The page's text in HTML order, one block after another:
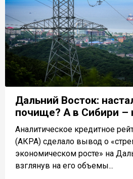
Дальний Восток:
почище? А в Сибири –
Аналитическое кредитное
(АКРА) сделало вывод о
экономическом росте» на
взглянув на его объемы...